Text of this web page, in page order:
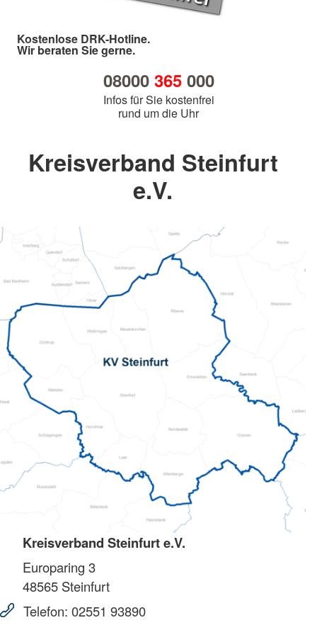
Kostenlose DRK-Hotline.
Wir beraten Sie gerne.
08000 365000
Infos für Sie kostenfrei
rund um die Uhr
Kreisverband Steinfurt
e.V.
Kreisverband Steinfurt e.V.
Europaring 3
48565 Steinfurt
Telefon: 02551 93890